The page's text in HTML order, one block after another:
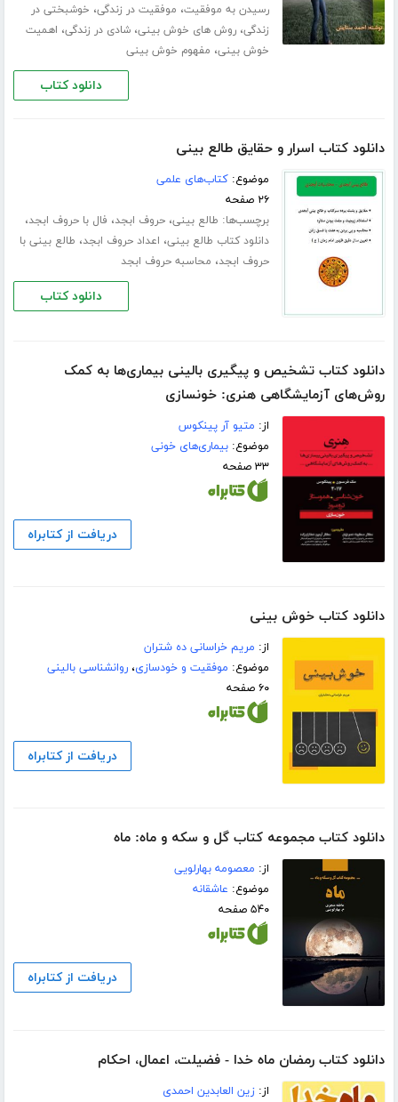
رسیدن به موفقیت، موفقیت در زندگی، خوشبختی در
زندگی،روش های خوش بینی،شادی در زندگی، اهمیت
خوش بینی، مفهوم خوش بینی
دانلود کتاب
دانلود کتاب اسرار و حقایق طالع بینی
موضوع:کتاب‌های علمی
۲۶ صفحه
برچسب‌ها: طالع بینی،حروف ابجد، فال با حروف ابجد،
دانلود کتاب طالع بینی، اعداد حروف ابجد، طالع بینی با
حروف ابجد، محاسبه حروف ابجد
دانلود کتاب
دانلود کتاب تشخیص و پیگیری بالینی بیماری‌ها به کمک
روش‌های آزمایشگاهی هنری: خونسازی
از: متیو آر پینکوس
موضوع:بیماری‌های خونی
۳۳ صفحه
دریافت از کتابراه
دانلود کتاب خوش بینی
از: مریم خراسانی ده شتران
موضوع: موفقیت و خودسازی،روانشناسی بالینی
۶۰ صفحه
دریافت از کتابراه
دانلود کتاب مجموعه کتاب گل و سکه و ماه: ماه
از: معصومه بهارلویی
موضوع: عاشقانه
۵۴۰ صفحه
دریافت از کتابراه
دانلود کتاب رمضان ماه خدا - فضیلت، اعمال، احکام
از:زین العابدین احمدی